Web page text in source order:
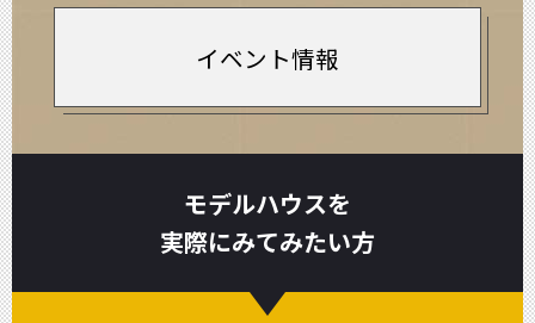
イベント情報
モデルハウスを
実際にみてみたい方